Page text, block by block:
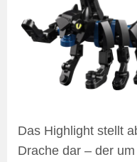
Das Highlight stellt
Drache dar – der